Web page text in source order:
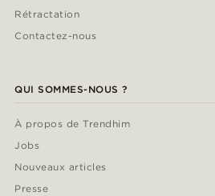
Rétractation
Contactez-nous
QUI SOMMES-NOUS ?
À propos de Trendhim
Jobs
Nouveaux articles
Presse